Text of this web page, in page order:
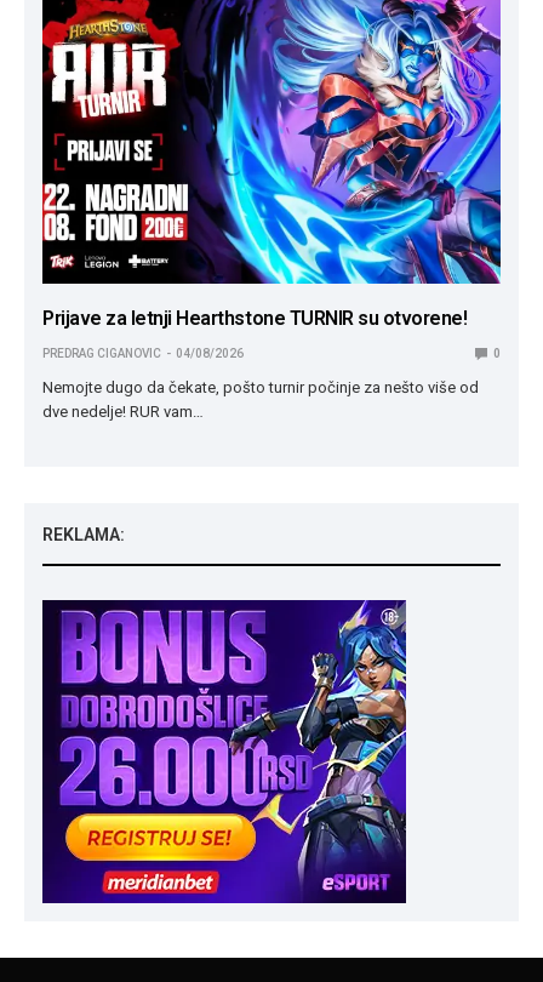
Prijave za letnji Hearthstone TURNIR su otvorene!
PREDRAG CIGANOVIC 04/08/2026 0
Nemojte dugo da čekate, pošto turnir počinje za nešto više od
dve nedelje! RUR vam…
REKLAMA: